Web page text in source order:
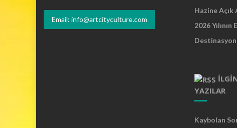
Email: info@artcityculture.com
Hazine Açık
2026
YAZILAR
Kaybolan